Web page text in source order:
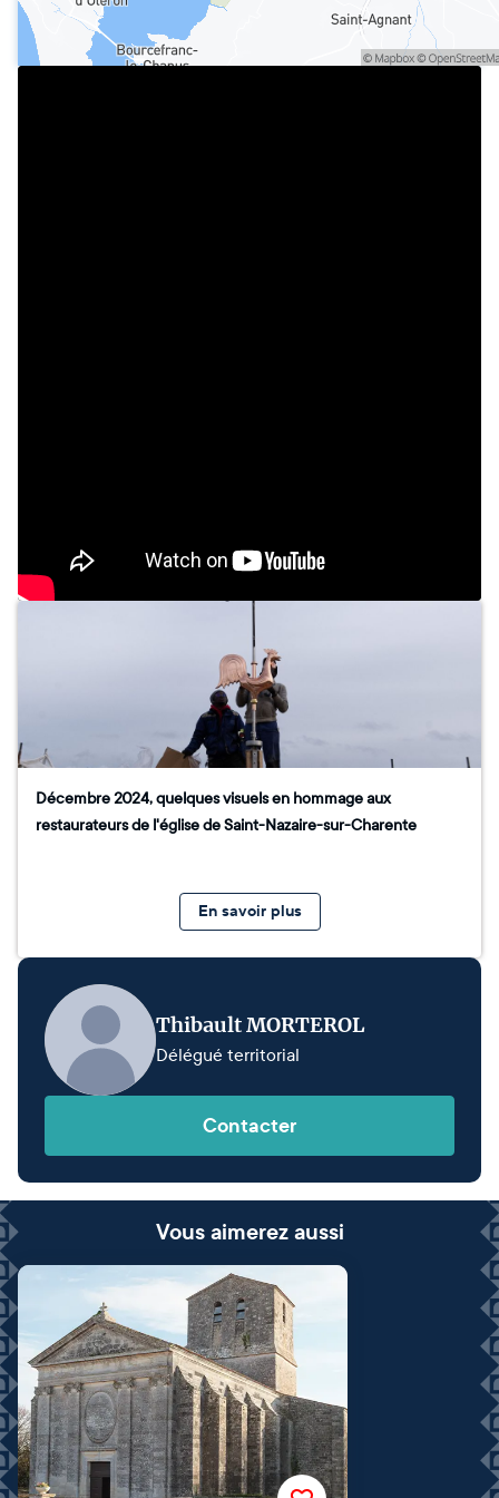
Décembre 2024, quelques visuels en hommage aux
restaurateurs de l'église de Saint-Nazaire-sur-Charente
En savoir plus
Thibault MORTEROL
Délégué territorial
Contacter
Vous aimerez aussi